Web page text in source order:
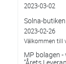
2023-03-02
Solna-
2023-02-26
Välkommen till
MP bolagen